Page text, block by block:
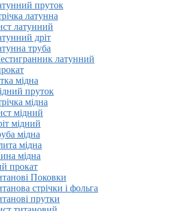
пруток
латунна
латунний
дріт
труба
латунний
мідна
пруток
мідна
мідний
мідний
мідна
мідна
мідна
прокат
Поковки
стрічки і фольга
прутки